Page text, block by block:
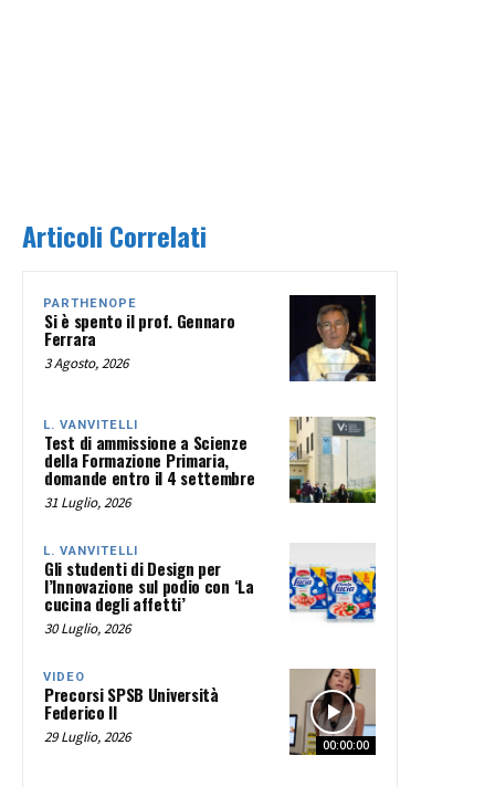
Articoli Correlati
PARTHENOPE
Si è spento il prof. Gennaro
Ferrara
3 Agosto, 2026
L. VANVITELLI
Test di ammissione a Scienze
della Formazione Primaria,
domande entro il 4 settembre
31 Luglio, 2026
L. VANVITELLI
Gli studenti di Design per
l’Innovazione sul podio con ‘La
cucina degli affetti’
30 Luglio, 2026
00:00:00
VIDEO
Precorsi SPSB Università
Federico II
29 Luglio, 2026